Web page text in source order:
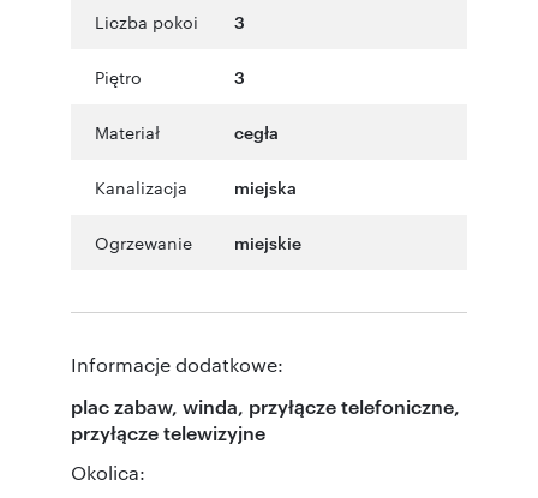
Liczba pokoi 3
Piętro 3
Materiał cegła
Kanalizacja miejska
Ogrzewanie miejskie
Informacje dodatkowe:
plac zabaw, winda, przyłącze telefoniczne,
przyłącze telewizyjne
Okolica: